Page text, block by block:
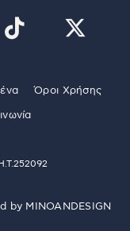
Όροι Χρήσης
by MINOANDESIGN